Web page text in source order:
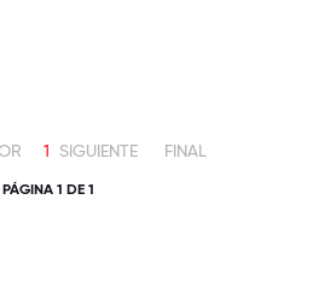
1 SIGUIENTE FINAL
PÁGINA 1 DE 1